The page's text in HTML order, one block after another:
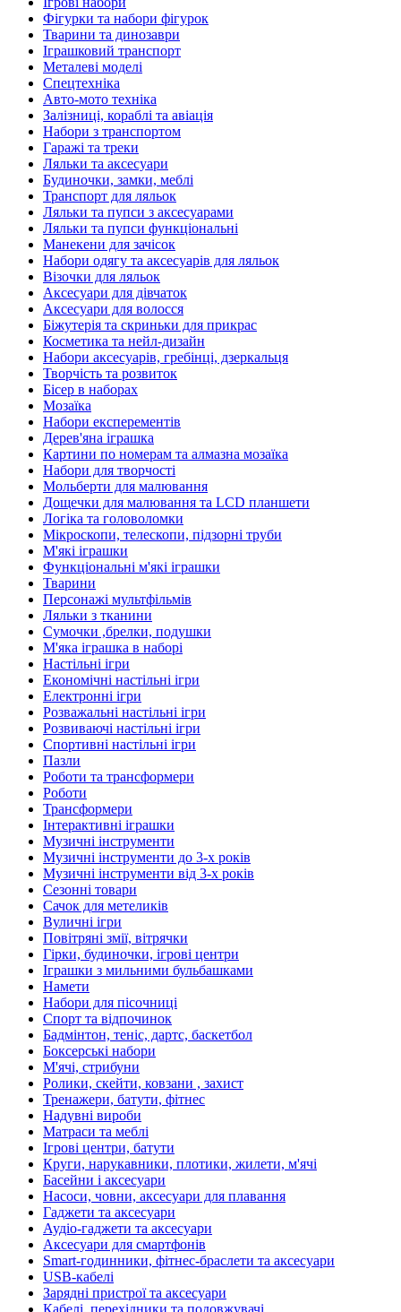
Фігурки та набори фігурок
Тварини та динозаври
Іграшковий транспорт
Металеві моделі
Спецтехніка
Авто-мото техніка
Залізниці, кораблі та авіація
Набори з транспортом
Гаражі та треки
Ляльки та аксесуари
Будиночки, замки, меблі
Транспорт для ляльок
Ляльки та пупси з аксесуарами
Ляльки та пупси функціональні
Манекени для зачісок
Набори одягу та аксесуарів для ляльок
Візочки для ляльок
Аксесуари для дівчаток
Аксесуари для волосся
Біжутерія та скриньки для прикрас
Косметика та нейл-дизайн
Набори аксесуарів, гребінці, дзеркальця
Творчість та розвиток
Бісер в наборах
Мозаїка
Набори експерементів
Дерев'яна іграшка
Картини по номерам та алмазна мозаїка
Набори для творчості
Мольберти для малювання
Дощечки для малювання та LCD планшети
Логіка та головоломки
Мікроскопи, телескопи, підзорні труби
М'які іграшки
Функціональні м'які іграшки
Тварини
Персонажі мультфільмів
Ляльки з тканини
Сумочки ,брелки, подушки
М'яка іграшка в наборі
Настільні ігри
Економічні настільні ігри
Електронні ігри
Розважальні настільні ігри
Розвиваючі настільні ігри
Спортивні настільні ігри
Пазли
Роботи та трансформери
Роботи
Трансформери
Інтерактивні іграшки
Музичні інструменти
Музичні інструменти до 3-х років
Музичні інструменти від 3-х років
Сезонні товари
Сачок для метеликів
Вуличні ігри
Повітряні змії, вітрячки
Гірки, будиночки, ігрові центри
Іграшки з мильними бульбашками
Намети
Набори для пісочниці
Спорт та відпочинок
Бадмінтон, теніс, дартс, баскетбол
Боксерські набори
М'ячі, стрибуни
Ролики, скейти, ковзани , захист
Тренажери, батути, фітнес
Надувні вироби
Матраси та меблі
Ігрові центри, батути
Круги, нарукавники, плотики, жилети, м'ячі
Басейни і аксесуари
Насоси, човни, аксесуари для плавання
Гаджети та аксесуари
Аудіо-гаджети та аксесуари
Аксесуари для смартфонів
Smart-годинники, фітнес-браслети та аксесуари
USB-кабелі
Зарядні пристрої та аксесуари
Кабелі, перехідники та подовжувачі